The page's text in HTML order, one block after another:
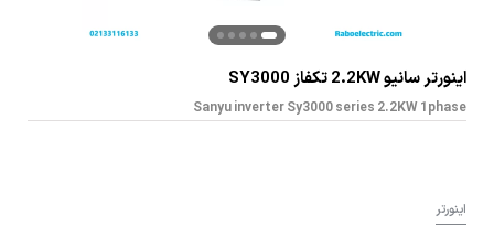
اینورتر سانیو 2.2KW تکفاز SY3000
Sanyu inverter Sy3000 series 2.2KW 1phase
اینورتر